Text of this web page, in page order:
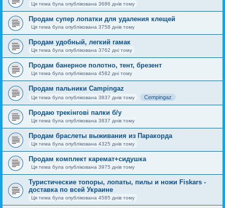
Ця тема була опублікована 3686 днів тому
Продам супер лопатки для удаления клещей
Ця тема була опублікована 3758 днів тому
Продам удобный, легкий гамак
Ця тема була опублікована 3762 дні тому
Продам банерное полотно, тент, брезент
Ця тема була опублікована 4582 дні тому
Продам пальники Campingaz
Ця тема була опублікована 3837 днів тому Cempingaz
Продаю трекінгові палки б/у
Ця тема була опублікована 3837 днів тому
Продам браслеты выживания из Паракорда
Ця тема була опублікована 4325 днів тому
Продам комплект каремат+сидушка
Ця тема була опублікована 3975 днів тому
Туристические топоры, лопаты, пилы и ножи Fiskars -
доставка по всей Украине
Ця тема була опублікована 4585 днів тому